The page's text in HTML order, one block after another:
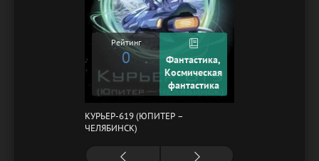
Рейтинг
0
Фантастика,
Космическая
фантастика
КУРЬЕР-619 (ЮПИТЕР –
ЧЕЛЯБИНСК)